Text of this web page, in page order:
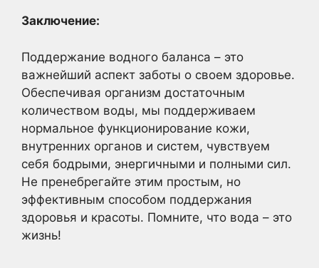
Заключение:
Поддержание водного баланса – это
важнейший аспект заботы о своем здоровье.
Обеспечивая организм достаточным
количеством воды, мы поддерживаем
нормальное функционирование кожи,
внутренних органов и систем, чувствуем
себя бодрыми, энергичными и полными сил.
Не пренебрегайте этим простым, но
эффективным способом поддержания
здоровья и красоты. Помните, что вода – это
жизнь!